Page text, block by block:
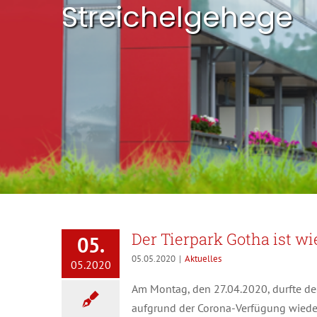
Streichelgehege
05.
05.2020
Der Tierpark Gotha ist
05.05.2020 | Aktuelles
Am Montag, den 27.04.2020, durfte
aufgrund der Corona-Verfügung